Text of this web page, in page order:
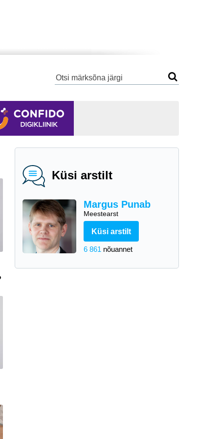
Küsi arstilt
Margus Punab
Meestearst
Küsi arstilt
6 861 nõuannet